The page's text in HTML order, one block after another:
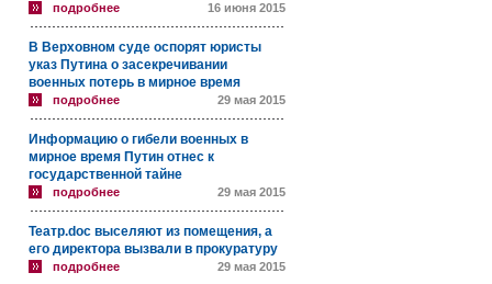
подробнее 16 июня 2015
В Верховном суде оспорят юристы
указ Путина о засекречивании
военных потерь в мирное время
подробнее 29 мая 2015
Информацию о гибели военных в
мирное время Путин отнес к
государственной тайне
подробнее 29 мая 2015
Театр.doc выселяют из помещения, а
его директора вызвали в прокуратуру
подробнее 29 мая 2015